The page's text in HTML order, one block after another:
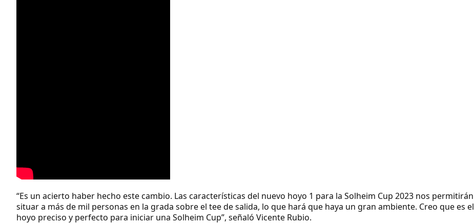
“Es un acierto haber hecho este cambio. Las características del nuevo hoyo 1 para la Solheim Cup 2023 nos permitirán
situar a más de mil personas en la grada sobre el tee de salida, lo que hará que haya un gran ambiente. Creo que es el
hoyo preciso y perfecto para iniciar una Solheim Cup”, señaló Vicente Rubio.